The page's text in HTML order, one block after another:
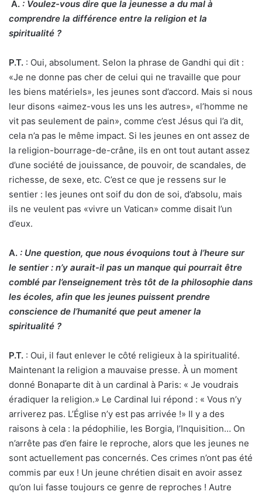
A. : Voulez-vous dire que la jeunesse a du mal à
comprendre la différence entre la religion et la
spiritualité ?
P.T. : Oui, absolument. Selon la phrase de Gandhi qui dit :
«Je ne donne pas cher de celui qui ne travaille que pour
les biens matériels», les jeunes sont d’accord. Mais si nous
leur disons «aimez-vous les uns les autres», «l’homme ne
vit pas seulement de pain», comme c’est Jésus qui l’a dit,
cela n’a pas le même impact. Si les jeunes en ont assez de
la religion-bourrage-de-crâne, ils en ont tout autant assez
d’une société de jouissance, de pouvoir, de scandales, de
richesse, de sexe, etc. C’est ce que je ressens sur le
sentier : les jeunes ont soif du don de soi, d’absolu, mais
ils ne veulent pas «vivre un Vatican» comme disait l’un
d’eux.
A. : Une question, que nous évoquions tout à l’heure sur
le sentier : n’y aurait-il pas un manque qui pourrait être
comblé par l’enseignement très tôt de la philosophie dans
les écoles, afin que les jeunes puissent prendre
conscience de l’humanité que peut amener la
spiritualité ?
P.T. : Oui, il faut enlever le côté religieux à la spiritualité.
Maintenant la religion a mauvaise presse. À un moment
donné Bonaparte dit à un cardinal à Paris: « Je voudrais
éradiquer la religion.» Le Cardinal lui répond : « Vous n’y
arriverez pas. L’Église n’y est pas arrivée !» Il y a des
raisons à cela : la pédophilie, les Borgia, l’Inquisition… On
n’arrête pas d’en faire le reproche, alors que les jeunes ne
sont actuellement pas concernés. Ces crimes n’ont pas été
commis par eux ! Un jeune chrétien disait en avoir assez
qu’on lui fasse toujours ce genre de reproches ! Autre